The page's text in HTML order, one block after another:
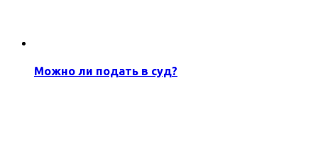
Можно ли подать в суд?